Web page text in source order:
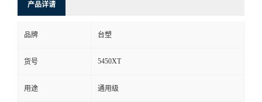
产品详请
品牌 台塑
货号 5450XT
用途 通用级